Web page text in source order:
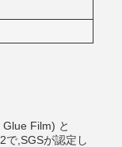
Film) と
で,SGSが認定し